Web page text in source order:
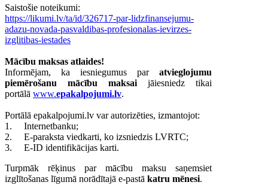
Saistošie noteikumi:
https://likumi.lv/ta/id/326717-par-lidzfinansejumu-
adazu-novada-pasvaldibas-profesionalas-ievirzes-
izglitibas-iestades
Mācību maksas atlaides!
Informējam, ka iesniegumus par atvieglojumu
piemērošanu mācību maksaijāiesniedz tikai
portālā www.epakalpojumi.lv.
Portālā epakalpojumi.lv var autorizēties, izmantojot:
1.
Internetbanku;
2.
E-paraksta viedkarti, ko izsniedzis LVRTC;
3.
E-ID identifikācijas karti.
Turpmāk rēķinus par mācību maksu saņemsiet
izglītošanas līgumā norādītajā e-pastā katru mēnesi.